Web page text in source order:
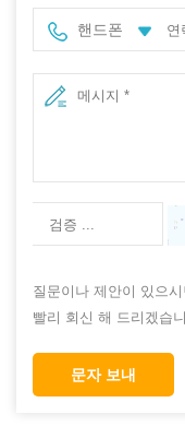
핸드폰
질문이나 제안이 있으
빨리 회신 해 드리겠습
문자 보내